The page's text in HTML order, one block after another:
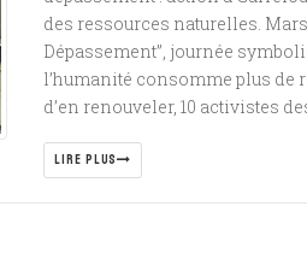
des ressources naturelles.
Dépassement”, journée
l’humanité consomme plus de
d’en renouveler, 10 activistes
LIRE PLUS